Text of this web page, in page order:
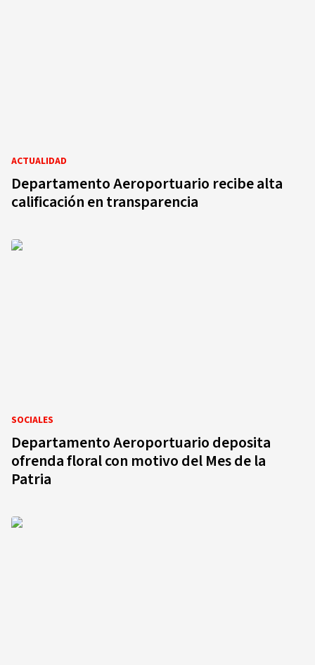
ACTUALIDAD
Departamento Aeroportuario recibe alta
calificación en transparencia
SOCIALES
Departamento Aeroportuario deposita
ofrenda floral con motivo del Mes de la
Patria